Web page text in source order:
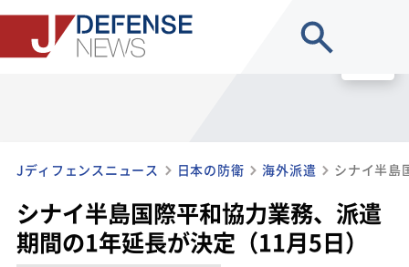
Jディフェンスニュース 日本の防衛 海外派遣
シナイ半島国際平和協力業務、派遣
期間の1年延長が決定（11月5日）